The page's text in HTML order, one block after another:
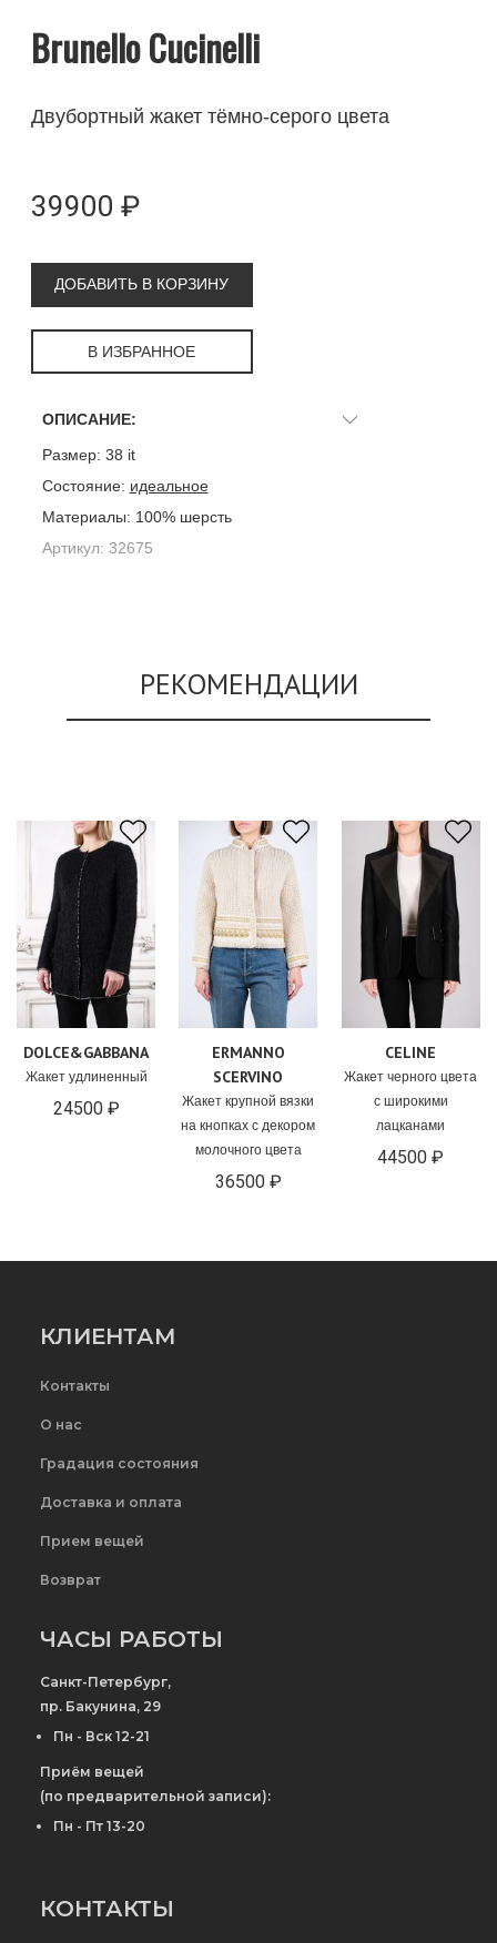
Brunello Cucinelli
Двубортный жакет тёмно-серого цвета
39900 ₽
ДОБАВИТЬ В КОРЗИНУ
В ИЗБРАННОЕ
ОПИСАНИЕ:
Размер: 38 it
Состояние: идеальное
Материалы: 100% шерсть
Артикул: 32675
РЕКОМЕНДАЦИИ
DOLCE&GABBANA
Жакет удлиненный
24500 ₽
ERMANNO
SCERVINO
Жакет крупной вязки
на кнопках с декором
молочного цвета
36500 ₽
CELINE
Жакет черного цвета
с широкими
лацканами
44500 ₽
КЛИЕНТАМ
Контакты
О нас
Градация состояния
Доставка и оплата
Прием вещей
Возврат
ЧАСЫ РАБОТЫ
Санкт-Петербург,
пр. Бакунина, 29
Пн - Вск 12-21
Приём вещей
(по предварительной записи):
Пн - Пт 13-20
КОНТАКТЫ